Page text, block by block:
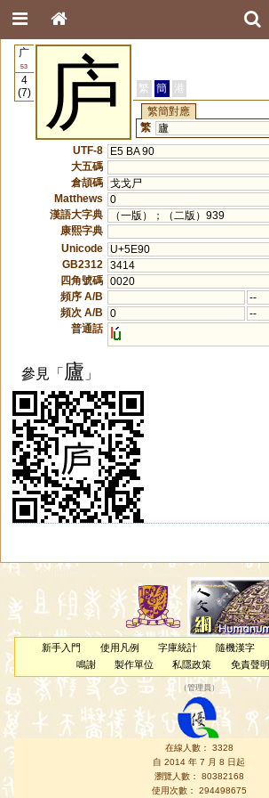
广
53
4
(7)
庐 繁 簡
港
繁簡對應
繁
廬
UTF-8
E5 BA 90
大五碼
倉頡碼 戈戈尸
Matthews
0
漢語大字典
（一版）；（二版）939
康熙字典
Unicode
U+5E90
GB2312
3414
四角號碼 0020
頻序 A/B
--
頻次 A/B
0
--
普通話
l
參見「廬 」
新手入門 使用凡例 字庫統計 隨機漢字
鳴謝
製作單位 私隱政策 免責聲明
（管理員 ）
在線人數： 3328
自 2014 年 7 月 8 日起
瀏覽人數： 80382168
使用次數： 294498675